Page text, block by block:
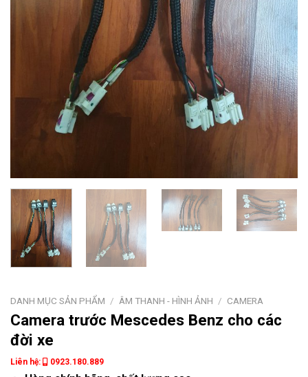
DANH MỤC SẢN PHẨM / ÂM THANH - HÌNH ẢNH / CAMERA
Camera trước Mescedes Benz cho các
đời xe
Liên hệ: 0923.180.889